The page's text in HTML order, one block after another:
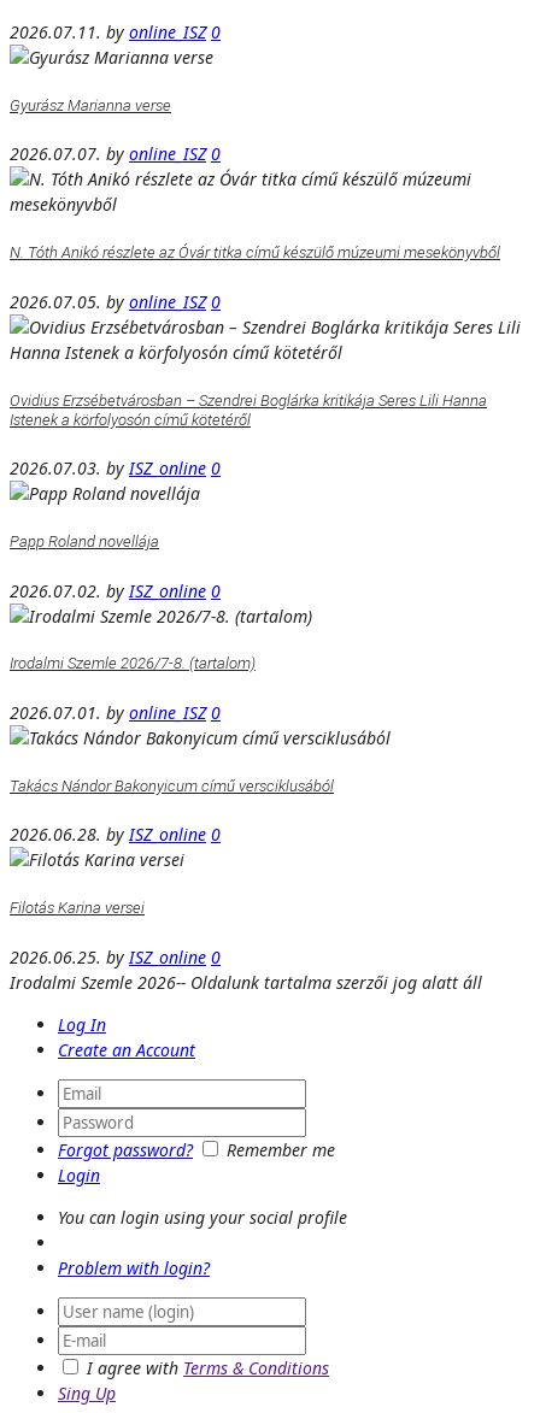
2026.07.11. by online_ISZ 0
Gyurász Marianna verse
2026.07.07. by online_ISZ 0
N. Tóth Anikó részlete az Óvár titka című készülő múzeumi mesekönyvből
2026.07.05. by online_ISZ 0
Ovidius Erzsébetvárosban – Szendrei Boglárka kritikája Seres Lili Hanna
Istenek a körfolyosón című kötetéről
2026.07.03. byISZ_online 0
Papp Roland novellája
2026.07.02. by ISZ_online 0
Irodalmi Szemle 2026/7-8. (tartalom)
2026.07.01. by online_ISZ 0
Takács Nándor Bakonyicum című versciklusából
2026.06.28. byISZ_online 0
Filotás Karina versei
2026.06.25. byISZ_online 0
Irodalmi Szemle 2026-- Oldalunk tartalma szerzői jog alatt áll
Log In
Create an Account
Forgot password?
Remember me
Login
You can login using your social profile
Problem with login?
I agree with Terms & Conditions
Sing Up